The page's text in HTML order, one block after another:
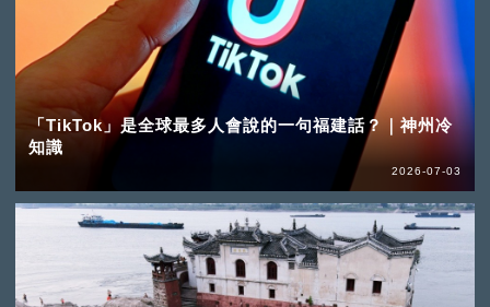
「TikTok」是全球最多人會說的一句福建話？｜神州冷
知識
2026-07-03